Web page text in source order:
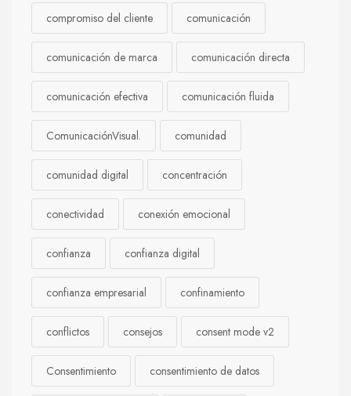
compromiso del cliente comunicación
comunicación de marca comunicación directa
comunicación efectiva comunicación fluida
ComunicaciónVisual. comunidad
comunidad digital concentración
conectividad conexión emocional
confianza confianza digital
confianza empresarial confinamiento
conflictos consejos consent mode v2
Consentimiento consentimiento de datos